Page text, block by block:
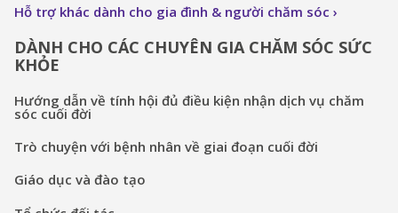
Hỗ trợ khác dành cho gia đình & người chăm sóc
DÀNH CHO CÁC CHUYÊN GIA CHĂM SÓC SỨC
KHỎE
Hướng dẫn về tính hội đủ điều kiện nhận dịch vụ chăm
sóc cuối đời
Trò chuyện với bệnh nhân về giai đoạn cuối đời
Giáo dục và đào tạo